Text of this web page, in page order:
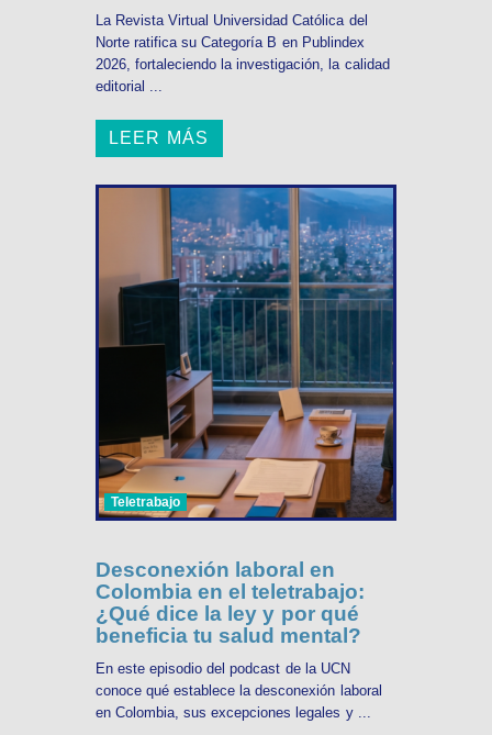
La Revista Virtual Universidad Católica del
Norte ratifica su Categoría B en Publindex
2026, fortaleciendo la investigación, la calidad
editorial ...
LEER MÁS
Teletrabajo
Desconexión laboral en
Colombia en el teletrabajo:
¿Qué dice la ley y por qué
beneficia tu salud mental?
En este episodio del podcast de la UCN
conoce qué establece la desconexión laboral
en Colombia, sus excepciones legales y ...